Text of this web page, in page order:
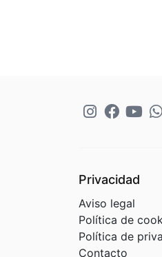
Privacidad
Aviso legal
Política de
Política de
Contacto